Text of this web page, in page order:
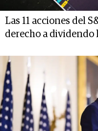
Las 11 acciones del
derecho a dividendo